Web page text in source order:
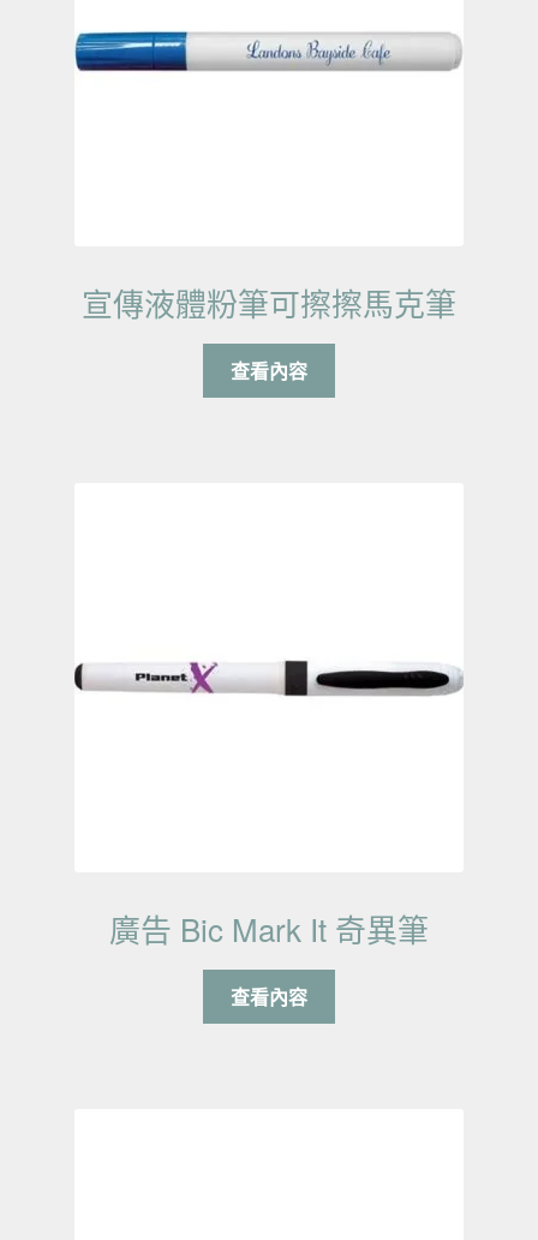
宣傳液體粉筆可擦擦馬克筆
查看內容
廣告 Bic Mark It 奇異筆
查看內容